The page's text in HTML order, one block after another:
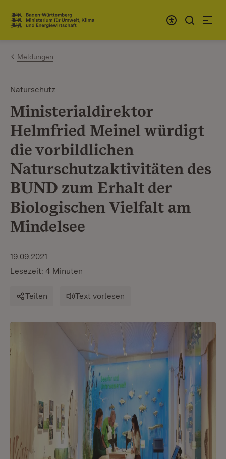
Zum Inhalt springen
Link zur Startseite
Meldungen
Naturschutz
Ministerialdirektor
Helmfried Meinel würdigt
die vorbildlichen
Naturschutzaktivitäten des
BUND zum Erhalt der
Biologischen Vielfalt am
Mindelsee
19.09.2021
Lesezeit: 4 Minuten
Teilen Text vorlesen